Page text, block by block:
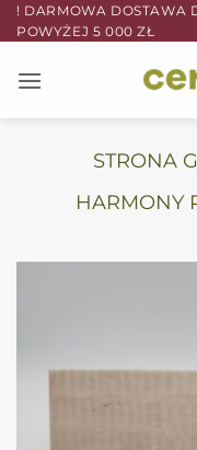
Przewiń
do
! DARMOWA DOSTAWA
POWYŻEJ 5 000 ZŁ
STRONA
HARMONY